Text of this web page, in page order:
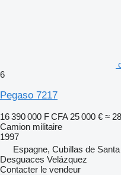
6
Pegaso 7217
16 390 000 F CFA 25 000 € ≈
Camion militaire
1997
Espagne, Cubillas de
Desguaces Velázquez
Contacter le vendeur